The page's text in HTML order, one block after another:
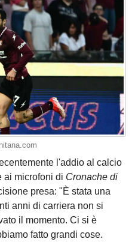
l'addio al calcio
ai microfoni di Cronache di
presa: "È stata una
anni di carriera non si
il momento. Ci si è
fatto grandi cose.